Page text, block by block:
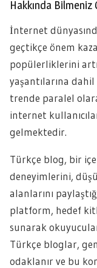
Hakkında Bilmeniz
İnternet
geçtikçe önem
popülerliklerini
yaşantılarına
trende paralel
internet
gelmektedir.
Türkçe blog, bir
deneyimlerini,
alanlarını
platform, hedef
sunarak
Türkçe bloglar,
odaklanır ve bu